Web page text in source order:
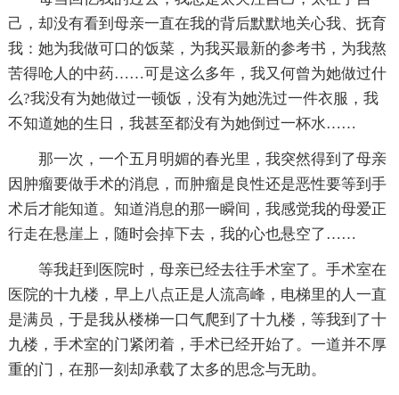
己，却没有看到母亲一直在我的背后默默地关心我、抚育
我：她为我做可口的饭菜，为我买最新的参考书，为我熬
苦得呛人的中药……可是这么多年，我又何曾为她做过什
么?我没有为她做过一顿饭，没有为她洗过一件衣服，我
不知道她的生日，我甚至都没有为她倒过一杯水……
那一次，一个五月明媚的春光里，我突然得到了母亲
因肿瘤要做手术的消息，而肿瘤是良性还是恶性要等到手
术后才能知道。知道消息的那一瞬间，我感觉我的母爱正
行走在悬崖上，随时会掉下去，我的心也悬空了……
等我赶到医院时，母亲已经去往手术室了。手术室在
医院的十九楼，早上八点正是人流高峰，电梯里的人一直
是满员，于是我从楼梯一口气爬到了十九楼，等我到了十
九楼，手术室的门紧闭着，手术已经开始了。一道并不厚
重的门，在那一刻却承载了太多的思念与无助。